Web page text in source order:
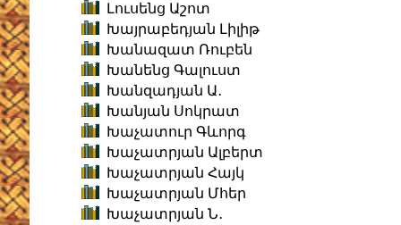
Լուսենց Աշոտ
Խայրաբեդյան Լիլիթ
Խանազատ Ռուբեն
Խանենց Գալուստ
Խանզադյան Ա․
Խանյան Սոկրատ
Խաչատուր Գևորգ
Խաչատրյան Ալբերտ
Խաչատրյան Հայկ
Խաչատրյան Մհեր
Խաչատրյան Ն․